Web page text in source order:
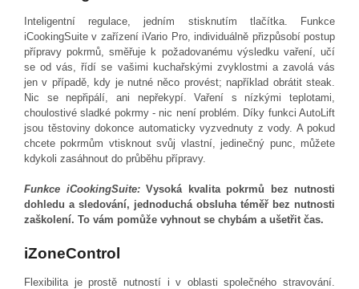
Inteligentní regulace, jedním stisknutím tlačítka. Funkce
iCookingSuite v zařízení iVario Pro, individuálně přizpůsobí postup
přípravy pokrmů, směřuje k požadovanému výsledku vaření, učí
se od vás, řídí se vašimi kuchařskými zvyklostmi a zavolá vás
jen v případě, kdy je nutné něco provést; například obrátit steak.
Nic se nepřipálí, ani nepřekypí. Vaření s nízkými teplotami,
choulostivé sladké pokrmy - nic není problém. Díky funkci AutoLift
jsou těstoviny dokonce automaticky vyzvednuty z vody. A pokud
chcete pokrmům vtisknout svůj vlastní, jedinečný punc, můžete
kdykoli zasáhnout do průběhu přípravy.
Funkce iCookingSuite: Vysoká kvalita pokrmů bez nutnosti
dohledu a sledování, jednoduchá obsluha téměř bez nutnosti
zaškolení. To vám pomůže vyhnout se chybám a ušetřit čas.
iZoneControl
Flexibilita je prostě nutností i v oblasti společného stravování.